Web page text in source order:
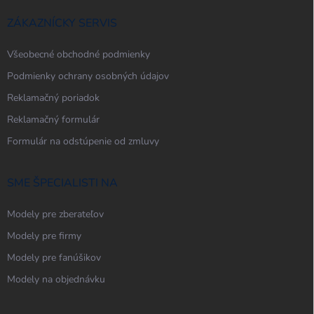
ZÁKAZNÍCKY SERVIS
Všeobecné obchodné podmienky
Podmienky ochrany osobných údajov
Reklamačný poriadok
Reklamačný formulár
Formulár na odstúpenie od zmluvy
SME ŠPECIALISTI NA
Modely pre zberateľov
Modely pre firmy
Modely pre fanúšikov
Modely na objednávku